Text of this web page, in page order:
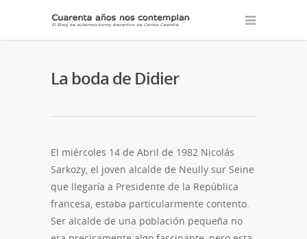
La boda de Didier
El miércoles 14 de Abril de 1982 Nicolás
Sarkozy, el joven alcalde de Neully sur Seine
que llegaría a Presidente de la República
francesa, estaba particularmente contento.
Ser alcalde de una población pequeña no